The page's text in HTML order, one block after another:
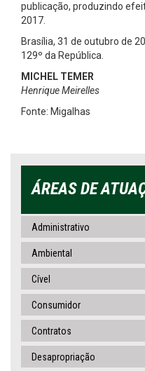
publicação, produzindo
2017.
Brasília, 31 de outubro de
129º da República.
MICHEL TEMER
Henrique Meirelles
Fonte: Migalhas
ÁREAS DE
Administrativo
Ambiental
Cível
Consumidor
Contratos
Desapropriação